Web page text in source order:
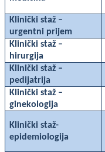
Klinički staž –
urgentni prijem
Klinički staž –
hirurgija
Klinički staž –
pedijatrija
Klinički staž –
ginekologija
Klinički staž-
epidemiologija